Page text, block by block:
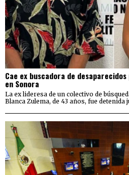
Cae ex buscadora de
en Sonora
La ex lideresa de un colectivo de
Blanca Zulema, de 43 años, fue detenida